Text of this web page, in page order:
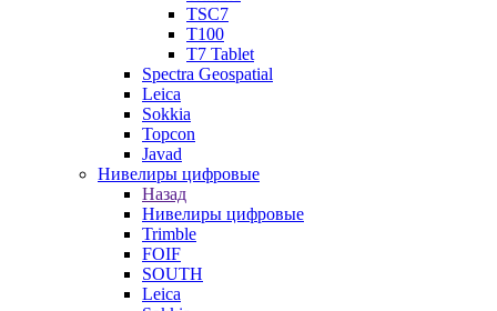
TSC7
T100
T7 Tablet
Spectra Geospatial
Leica
Sokkia
Topcon
Javad
Нивелиры цифровые
Назад
Нивелиры цифровые
Trimble
FOIF
SOUTH
Leica